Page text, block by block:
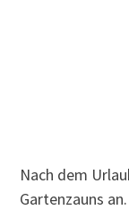
Nach dem
Gartenzauns